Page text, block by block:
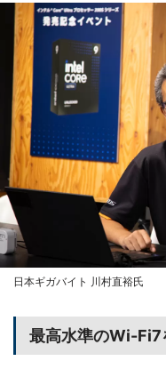
日本ギガバイト 川村直裕氏
最高水準のWi-Fi7